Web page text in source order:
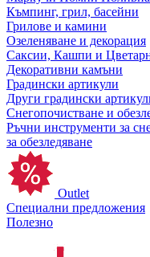
Къмпинг, грил, басейни
Грилове и камини
Озеленяване и декорация
Саксии, Кашпи и
Декоративни камъни
Градински артикули
Други градински
Снегопочистване и
Ръчни инструменти за
за обезледяване
Outlet
Специални предложения
Полезно